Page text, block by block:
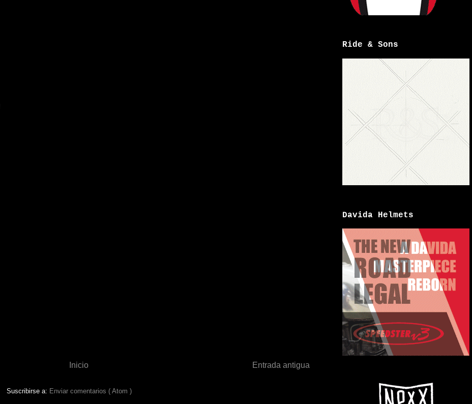
Entrada antigua
Inicio
Suscribirse a: Enviar comentarios ( Atom )
Ride & Sons
Davida Helmets